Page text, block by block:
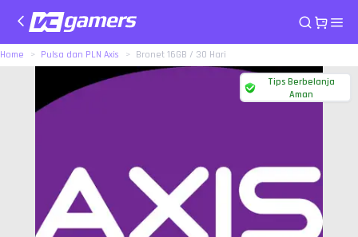
Home Pulsa dan PLN Axis Bronet 16GB / 30 Hari
Tips Berbelanja
Aman